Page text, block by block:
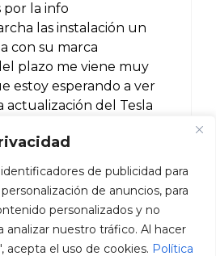
de publicidad para
de anuncios, para
personalizados y no
analizar nuestro tráfico. Al hacer
acepta el uso de cookies. Política
por la info
las instalación un
con su marca
plazo me viene muy
estoy esperando a ver
actualización del Tesla
se considera
descuento del 15% de
mil euros del
eléctrico en la
de la renta ?